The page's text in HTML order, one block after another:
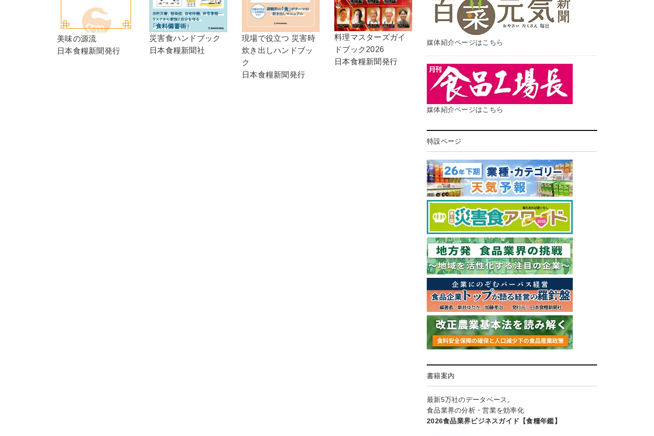
美味の源流
日本食糧新聞発行
災害食ハンドブック
日本食糧新聞社
現場で役立つ 災害時
炊き出しハンドブッ
ク
日本食糧新聞発行
料理マスターズガイ
ドブック2026
日本食糧新聞発行
媒体紹介ページはこちら
媒体紹介ページはこちら
特設ページ
書籍案内
最新5万社のデータベース。
食品業界の分析・営業を効率化
2026食品業界ビジネスガイド【食糧年鑑】